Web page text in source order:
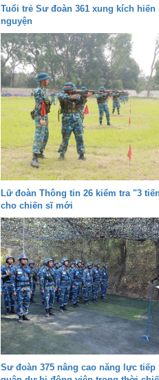
Tuổi trẻ Sư đoàn 361 xung kích hiến
nguyện
Lữ đoàn Thông tin 26 kiểm tra "3
cho chiến sĩ mới
Sư đoàn 375 nâng cao năng lực tiếp